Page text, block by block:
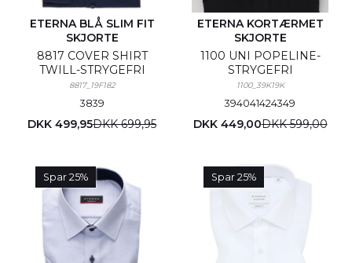
ETERNA BLÅ SLIM FIT
SKJORTE
8817 COVER SHIRT
TWILL-STRYGEFRI
8817_19F182
3839
DKK 499,95DKK 699,95
ETERNA KORTÆRMET
SKJORTE
1100 UNI POPELINE-
STRYGEFRI
1100_39K19K
394041424349
DKK 449,00DKK 599,00
Spar 25% Spar 25%